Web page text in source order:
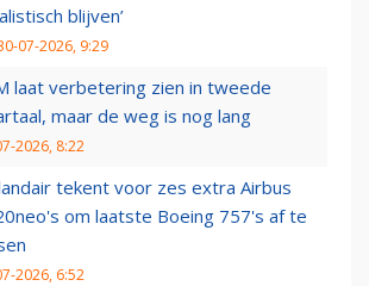
blijven’
07-2026, 9:29
laat verbetering zien in tweede
maar de weg is nog lang
2026, 8:22
tekent voor zes extra Airbus
om laatste Boeing 757's af te
2026, 6:52